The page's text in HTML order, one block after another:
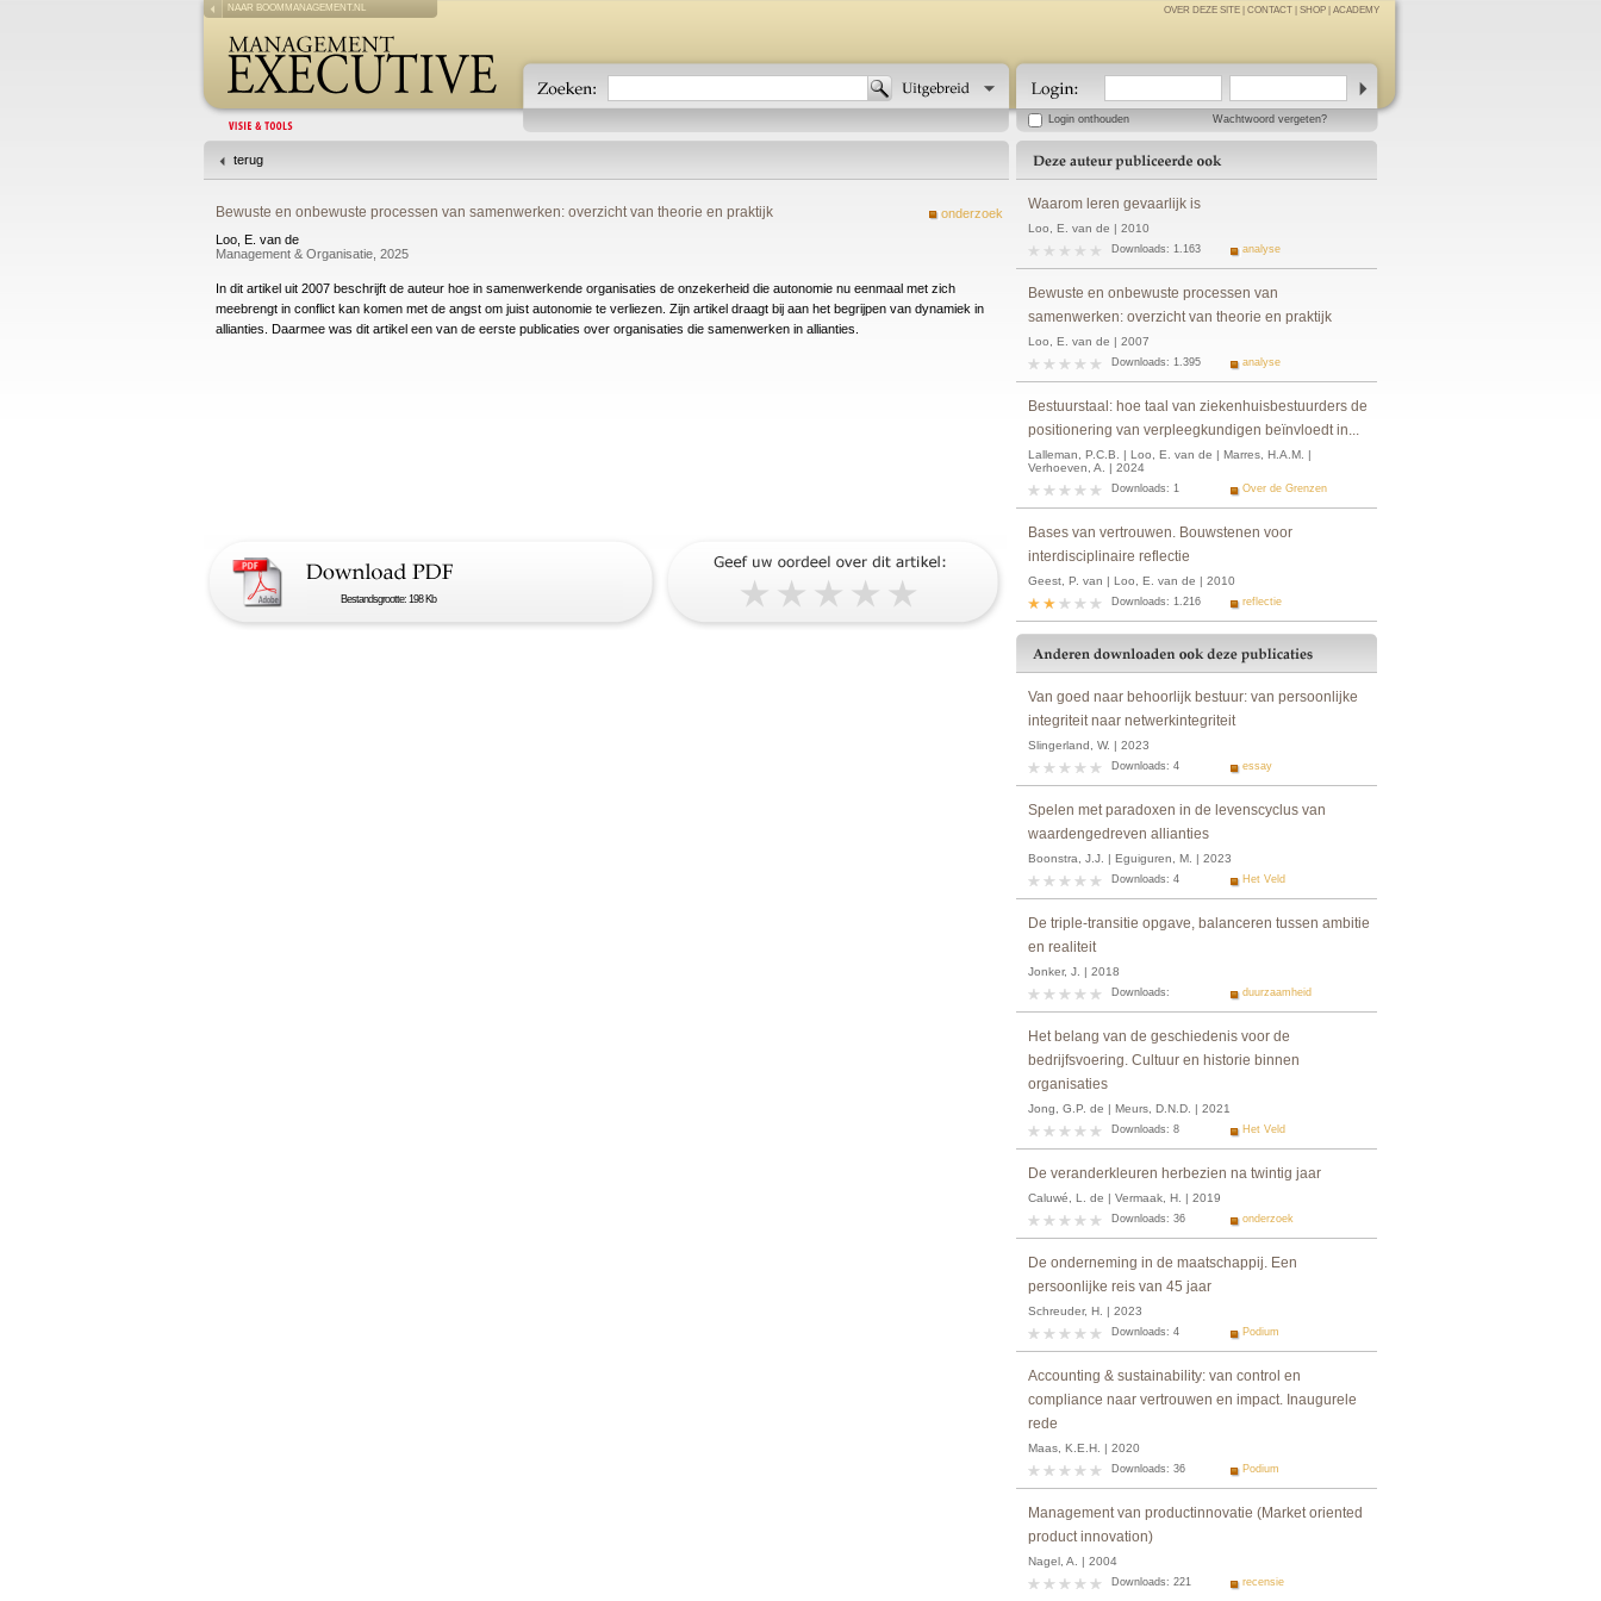
NAAR BOOMMANAGEMENT.NL OVER DEZE SITE CONTACT SHOP ACADEMY
Login onthouden Wachtwoord vergeten?
terug
onderzoek
Bewuste en onbewuste processen van samenwerken: overzicht van theorie en praktijk
Loo, E. van de
Management & Organisatie, 2025
In dit artikel uit 2007 beschrijft de auteur hoe in samenwerkende organisaties de onzekerheid die autonomie nu eenmaal met zich
meebrengt in conflict kan komen met de angst om juist autonomie te verliezen. Zijn artikel draagt bij aan het begrijpen van dynamiek in
allianties. Daarmee was dit artikel een van de eerste publicaties over organisaties die samenwerken in allianties.
Bestandsgrootte: 198 Kb
Waarom leren gevaarlijk is
Loo, E. van de | 2010
Downloads: 1.163 analyse
Bewuste en onbewuste processen van
samenwerken: overzicht van theorie en praktijk
Loo, E. van de | 2007
Downloads: 1.395 analyse
Bestuurstaal: hoe taal van ziekenhuisbestuurders de
positionering van verpleegkundigen beïnvloedt in...
Lalleman, P.C.B. | Loo, E. van de | Marres, H.A.M. |
Verhoeven, A. | 2024
Downloads: 1 Over de Grenzen
Bases van vertrouwen. Bouwstenen voor
interdisciplinaire reflectie
Geest, P. van | Loo, E. van de | 2010
Downloads: 1.216 reflectie
Van goed naar behoorlijk bestuur: van persoonlijke
integriteit naar netwerkintegriteit
Slingerland, W. | 2023
Downloads: 4 essay
Spelen met paradoxen in de levenscyclus van
waardengedreven allianties
Boonstra, J.J. | Eguiguren, M. | 2023
Downloads: 4 Het Veld
De triple-transitie opgave, balanceren tussen ambitie
en realiteit
Jonker, J. | 2018
Downloads: duurzaamheid
Het belang van de geschiedenis voor de
bedrijfsvoering. Cultuur en historie binnen
organisaties
Jong, G.P. de | Meurs, D.N.D. | 2021
Downloads: 8 Het Veld
De veranderkleuren herbezien na twintig jaar
Caluwé, L. de | Vermaak, H. | 2019
Downloads: 36 onderzoek
De onderneming in de maatschappij. Een
persoonlijke reis van 45 jaar
Schreuder, H. | 2023
Downloads: 4 Podium
Accounting & sustainability: van control en
compliance naar vertrouwen en impact. Inaugurele
rede
Maas, K.E.H. | 2020
Downloads: 36 Podium
Management van productinnovatie (Market oriented
product innovation)
Nagel, A. | 2004
Downloads: 221 recensie